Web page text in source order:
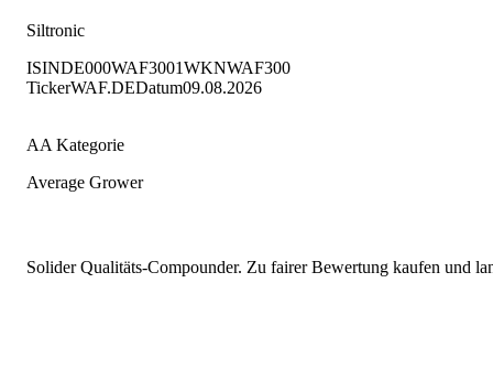
Siltronic
ISINDE000WAF3001WKNWAF300
TickerWAF.DEDatum09.08.2026
AA Kategorie
Average Grower
Solider Qualitäts-Compounder. Zu fairer Bewertung kaufen und